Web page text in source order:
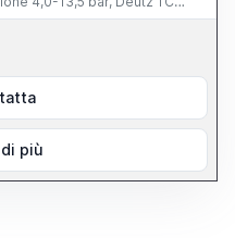
dimensioni 4654x1701x1713
175 litri
più